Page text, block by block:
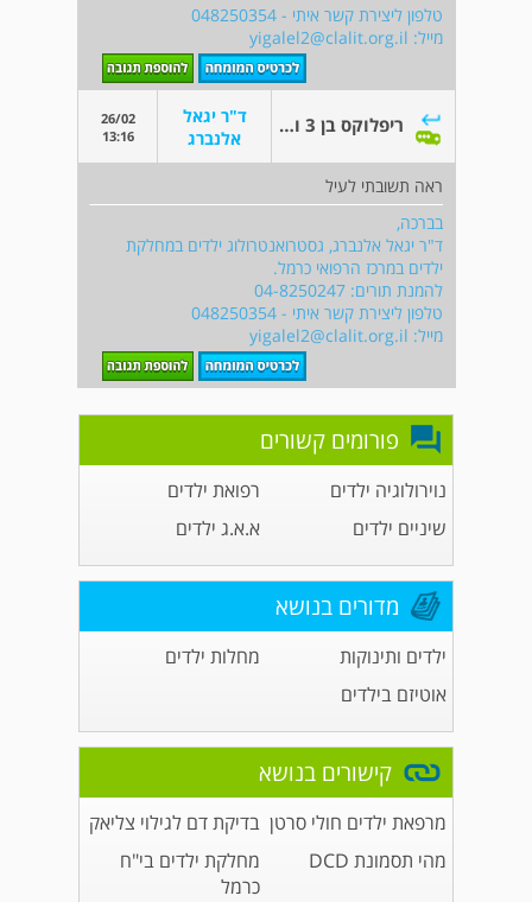
טלפון ליצירת קשר איתי - 048250354
מייל: yigalel2@clalit.org.il
ריפלוקס בן 3 וגסטרוקופיה אבחנתית
ד"ר יגאל
אלנברג
26/02
13:16
ראה תשובתי לעיל
בברכה,
ד"ר יגאל אלנברג, גסטרואנטרולוג ילדים במחלקת
ילדים במרכז הרפואי כרמל.
להמנת תורים: 04-8250247
טלפון ליצירת קשר איתי - 048250354
מייל: yigalel2@clalit.org.il
פורומים קשורים
נוירולוגיה ילדים
רפואת ילדים
שיניים ילדים
א.א.ג ילדים
מדורים בנושא
ילדים ותינוקות
מחלות ילדים
אוטיזם בילדים
קישורים בנושא
מרפאת ילדים חולי סרטן בדיקת דם לגילוי צליאק
מהי תסמונת DCD
מחלקת ילדים בי"ח
כרמל